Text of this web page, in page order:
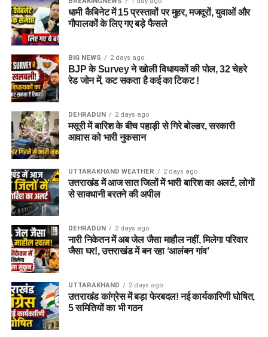
धामी कैबिनेट में 15 प्रस्तावों पर मुहर, मजदूरों, युवाओं और
गौपालकों के लिए गए बड़े फैसले
BIG NEWS 2 days ago
BJP के Survey ने खोली विधायकों की पोल, 32 चेहरे
रेड जोन में, कट सकता है कई का टिकट !
DEHRADUN 2 days ago
मसूरी में बारिश के बीच पहाड़ी से गिरे बोल्डर, सरकारी
आवास को भारी नुकसान
UTTARAKHAND WEATHER 2 days ago
उत्तराखंड में आज सात जिलों में भारी बारिश का अलर्ट, लोगों
से सावधानी बरतने की अपील
DEHRADUN 2 days ago
नारी निकेतन में अब जेल जैसा माहौल नहीं, मिलेगा परिवार
जैसा घर!, उत्तराखंड में बन रहा ‘आलंबन गांव’
UTTARAKHAND 2 days ago
उत्तराखंड कांग्रेस में बड़ा फेरबदल! नई कार्यकारिणी घोषित,
5 समितियों का भी गठन